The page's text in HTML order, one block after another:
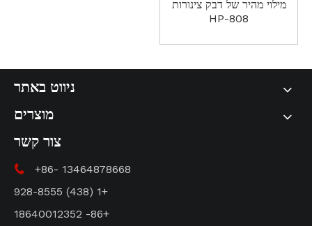
מילוי מהיר של דבק צינורות
HP-808
ניווט באתר
מוצרים
צור קשר

+86- 13464878668
+1 (438) 928-8555
+86- 18640012352